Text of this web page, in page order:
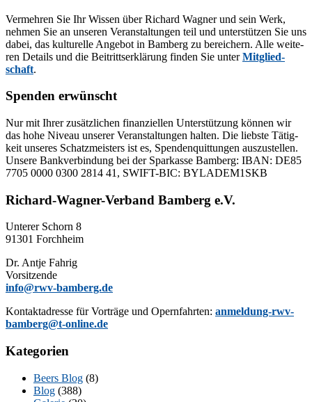
Ver­meh­ren Sie Ihr Wis­sen über Ri­chard Wag­ner und sein Werk,
neh­men Sie an un­se­ren Ver­an­stal­tun­gen teil und un­ter­stüt­zen Sie uns
da­bei, das kul­tu­rel­le An­ge­bot in Bam­berg zu be­rei­chern. Alle wei­te­
ren De­tails und die Bei­tritts­er­klä­rung fin­den Sie un­terMit­glied­
schaft.
Spenden erwünscht
Nur mit Ih­rer zu­sätz­li­chen fi­nan­zi­el­len Un­ter­stüt­zung kön­nen wir
das hohe Ni­veau un­se­rer Ver­an­stal­tun­gen hal­ten. Die liebs­te Tä­tig­
keit un­se­res Schatz­meis­ters ist es, Spen­den­quit­tun­gen aus­zu­stel­len.
Un­se­re Bank­ver­bin­dung bei der Spar­kas­se Bam­berg: IBAN: DE85
7705 0000 0300 2814 41, SWIFT-BIC: BYLADEM1SKB
Richard-Wagner-Verband Bamberg e.V.
Un­te­rer Schorn 8
91301 Forchheim
Dr. Ant­je Fahrig
Vorsitzende
info@rwv-bamberg.de
Kon­takt­adres­se für Vor­trä­ge und Opern­fahr­ten: anmeldung-rwv-
bamberg@t-online.de
Kategorien
Beers Blog (8)
Blog (388)